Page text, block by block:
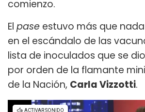
comienzo.
El pase estuvo más que
en el escándalo de las
lista de inoculados que se
por orden de la flamante
de la Nación, Carla Vizzotti.